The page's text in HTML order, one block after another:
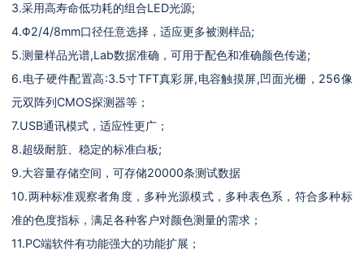
3.采用高寿命低功耗的组合LED光源;
4.Φ2/4/8mm口径任意选择，适应更多被测样品;
5.测量样品光谱,Lab数据准确，可用于配色和准确颜色传递;
6.电子硬件配置高:3.5寸TFT真彩屏,电容触摸屏,凹面光栅，256像
元双阵列CMOS探测器等；
7.USB通讯模式，适应性更广；
8.超级耐脏、稳定的标准白板;
9.大容量存储空间，可存储20000条测试数据
10.两种标准观察者角度，多种光源模式，多种表色系，符合多种标
准的色度指标，满足各种客户对颜色测量的需求；
11.PC端软件有功能强大的功能扩展；